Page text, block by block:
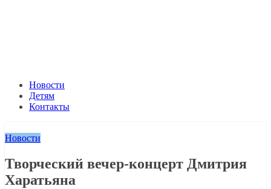
Новости
Детям
Контакты
Новости
Творческий вечер-концерт Дмитрия
Харатьяна